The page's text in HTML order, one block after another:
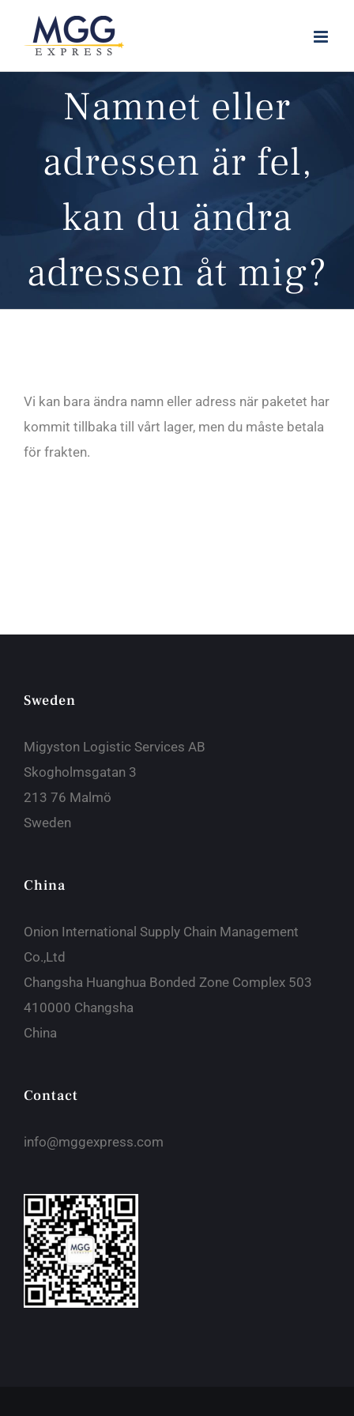
Namnet eller
adressen är fel,
kan du ändra
adressen åt mig?
Vi kan bara ändra namn eller adress när paketet har
kommit tillbaka till vårt lager, men du måste betala
för frakten.
Sweden
Migyston Logistic Services AB
Skogholmsgatan 3
213 76 Malmö
Sweden
China
Onion International Supply Chain Management
Co.,Ltd
Changsha Huanghua Bonded Zone Complex 503
410000 Changsha
China
Contact
info@mggexpress.com